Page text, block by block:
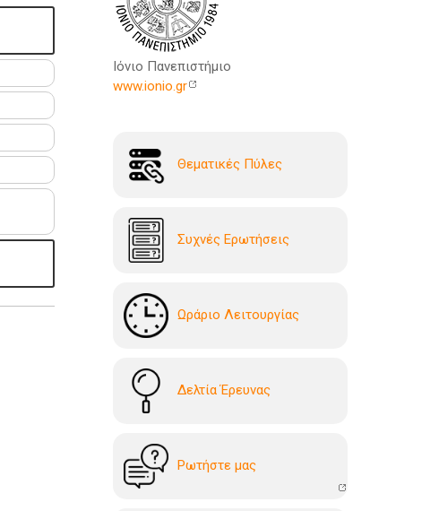
Ιόνιο Πανεπιστήμιο
www.ionio.gr
Θεματικές Πύλες
Συχνές Ερωτήσεις
Ωράριο Λειτουργίας
Δελτία Έρευνας
Ρωτήστε μας